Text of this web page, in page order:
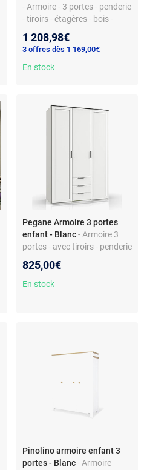
- Armoire - 3 portes - penderie
- tiroirs - étagères - bois -
1 208,98€
3 offres dès 1 169,00€
En stock
Pegane Armoire 3 portes
enfant - Blanc - Armoire 3
portes - avec tiroirs - penderie
particules - style moderne
825,00€
En stock
Pinolino armoire enfant 3
portes - Blanc - Armoire